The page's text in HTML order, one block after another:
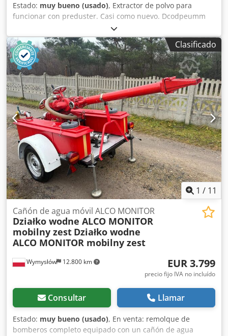
Estado: muy bueno (usado), Extractor de polvo para
funcionar con preduster. Casi como nuevo. Dcodpeumm
Clasificado
1 / 11
Wymysłów 12.800 km
Cañón de agua móvil ALCO MONITOR
Działko wodne ALCO MONITOR
mobilny zest Działko wodne
ALCO MONITOR mobilny zest
EUR 3.799
precio fijo IVA no incluído
Consultar Llamar
Estado: muy bueno (usado), En venta: remolque de
bomberos completo equipado con un cañón de agua